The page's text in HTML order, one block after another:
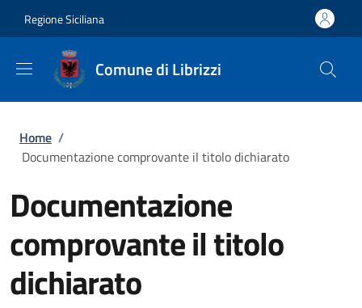
Regione Siciliana
Comune di Librizzi
Briciole di pane
Home /
Documentazione comprovante il titolo dichiarato
Documentazione
comprovante il titolo
dichiarato